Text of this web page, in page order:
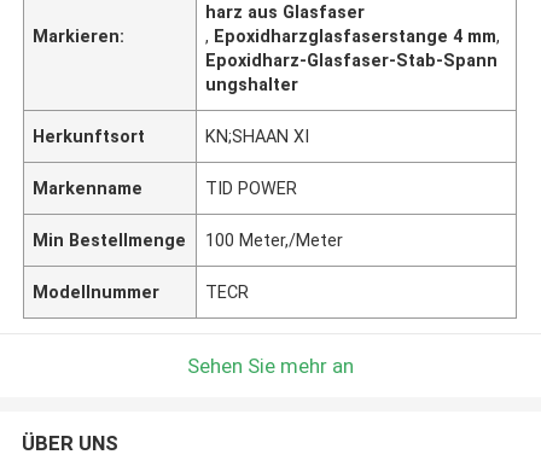
Markieren:
harz aus Glasfaser
, Epoxidharzglasfaserstange 4 mm,
Epoxidharz-Glasfaser-Stab-Spann
ungshalter
Herkunftsort KN;SHAAN XI
Markenname TID POWER
Min Bestellmenge 100 Meter,/Meter
Modellnummer TECR
Sehen Sie mehr an
ÜBER UNS